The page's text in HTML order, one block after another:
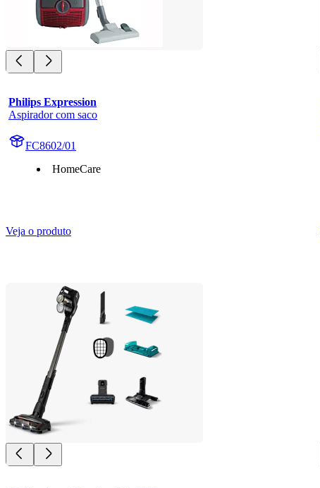
Philips Expression
Aspirador com saco
FC8602/01
HomeCare
Veja o produto